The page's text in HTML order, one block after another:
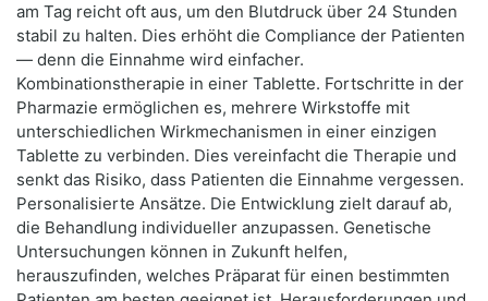
am Tag reicht oft aus, um den Blutdruck über 24 Stunden
stabil zu halten. Dies erhöht die Compliance der Patienten
— denn die Einnahme wird einfacher.
Kombinationstherapie in einer Tablette. Fortschritte in der
Pharmazie ermöglichen es, mehrere Wirkstoffe mit
unterschiedlichen Wirkmechanismen in einer einzigen
Tablette zu verbinden. Dies vereinfacht die Therapie und
senkt das Risiko, dass Patienten die Einnahme vergessen.
Personalisierte Ansätze. Die Entwicklung zielt darauf ab,
die Behandlung individueller anzupassen. Genetische
Untersuchungen können in Zukunft helfen,
herauszufinden, welches Präparat für einen bestimmten